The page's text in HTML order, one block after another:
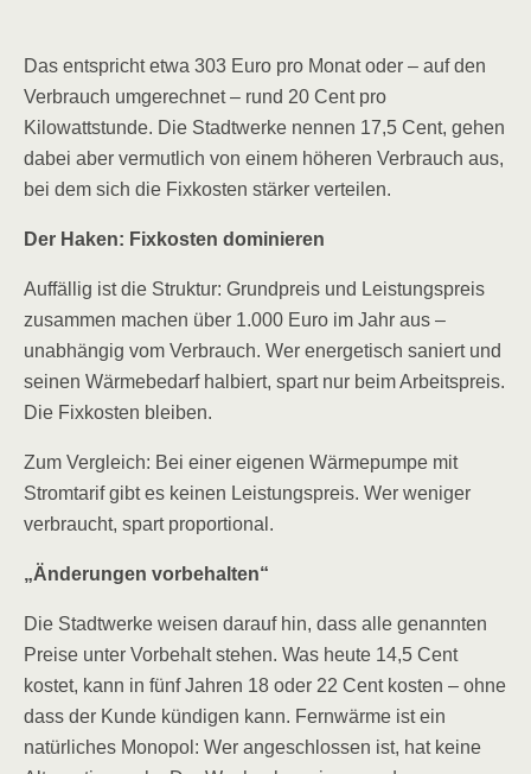
Das entspricht etwa 303 Euro pro Monat oder – auf den
Verbrauch umgerechnet – rund 20 Cent pro
Kilowattstunde. Die Stadtwerke nennen 17,5 Cent, gehen
dabei aber vermutlich von einem höheren Verbrauch aus,
bei dem sich die Fixkosten stärker verteilen.
Der Haken: Fixkosten dominieren
Auffällig ist die Struktur: Grundpreis und Leistungspreis
zusammen machen über 1.000 Euro im Jahr aus –
unabhängig vom Verbrauch. Wer energetisch saniert und
seinen Wärmebedarf halbiert, spart nur beim Arbeitspreis.
Die Fixkosten bleiben.
Zum Vergleich: Bei einer eigenen Wärmepumpe mit
Stromtarif gibt es keinen Leistungspreis. Wer weniger
verbraucht, spart proportional.
„Änderungen vorbehalten“
Die Stadtwerke weisen darauf hin, dass alle genannten
Preise unter Vorbehalt stehen. Was heute 14,5 Cent
kostet, kann in fünf Jahren 18 oder 22 Cent kosten – ohne
dass der Kunde kündigen kann. Fernwärme ist ein
natürliches Monopol: Wer angeschlossen ist, hat keine